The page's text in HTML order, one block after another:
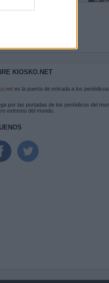
KIOSKO.NET
es la puerta de entrada a los periódicos
por las portadas de los periódicos del
extremo del mundo.